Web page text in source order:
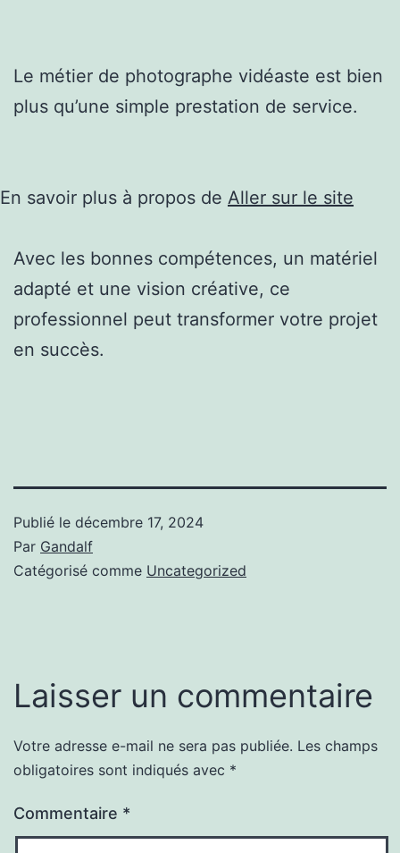
Le métier de photographe vidéaste est bien
plus qu’une simple prestation de service.
En savoir plus à propos de Aller sur le site
Avec les bonnes compétences, un matériel
adapté et une vision créative, ce
professionnel peut transformer votre projet
en succès.
Publié le décembre 17, 2024
Par Gandalf
Catégorisé comme Uncategorized
Laisser un commentaire
Votre adresse e-mail ne sera pas publiée. Les champs
obligatoires sont indiqués avec *
Commentaire *